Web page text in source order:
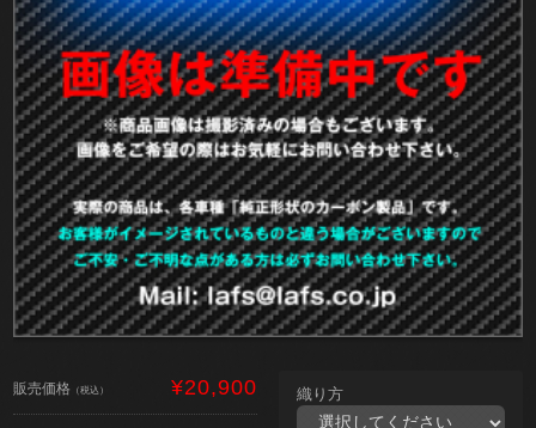
販売価格 （税込） ¥20,900 織り方